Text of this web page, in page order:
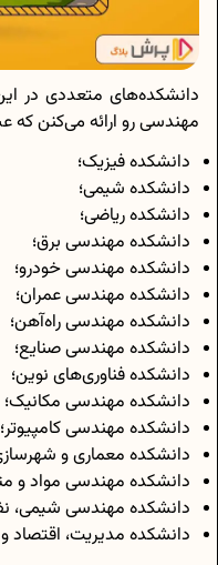
دانشکده‌های متعددی در
مهندسی رو ارائه می‌کنن که
دانشکده فیزیک؛
دانشکده شیمی؛
دانشکده ریاضی؛
دانشکده مهندسی برق؛
دانشکده مهندسی خودرو؛
دانشکده مهندسی عمران؛
دانشکده مهندسی راه‌آهن؛
دانشکده مهندسی صنایع؛
دانشکده فناوری‌های نوین؛
دانشکده مهندسی مکانیک؛
دانشکده مهندسی کامپیوتر؛
دانشکده معماری و
دانشکده مهندسی مواد و
دانشکده مهندسی شیمی،
دانشکده مدیریت،